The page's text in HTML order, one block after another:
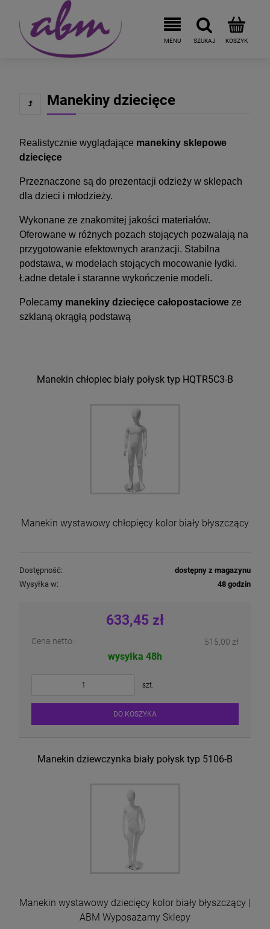
Manekiny dziecięce
Realistycznie wyglądające manekiny sklepowe
dziecięce
Przeznaczone są do prezentacji odzieży w sklepach
dla dzieci i młodzieży.
Wykonane ze znakomitej jakości materiałów.
Oferowane w różnych pozach stojących pozwalają na
przygotowanie efektownych aranżacji. Stabilna
podstawa, w modelach stojących mocowanie łydki.
Ładne detale i staranne wykończenie modeli.
Polecamy manekiny dziecięce całopostaciowe ze
szklaną okrągłą podstawą
Manekin chłopiec biały połysk typ HQTR5C3-B
Manekin wystawowy chłopięcy kolor biały błyszczący
Dostępność:
dostępny z magazynu
Wysyłka w:
48 godzin
633,45 zł
Cena netto: 515,00 zł
wysyłka 48h
szt.
DO KOSZYKA
Manekin dziewczynka biały połysk typ 5106-B
Manekin wystawowy dziecięcy kolor biały błyszczący |
ABM Wyposażamy Sklepy